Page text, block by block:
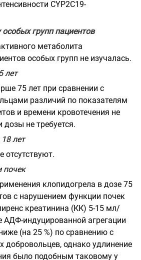
СYP2C19-
групп пациентов
метаболита
особых групп не изучалась.
лет
75 лет при сравнении с
различий по показателям
и времени кровотечения не
не требуется.
лет
отсутствуют.
почек
клопидогрела в дозе 75
с нарушением функции почек
креатинина (КК) 5-15 мл/
АДФ-индуцированной агрегации
(на 25 %) по сравнению с
добровольцев, однако удлинение
было подобным таковому у